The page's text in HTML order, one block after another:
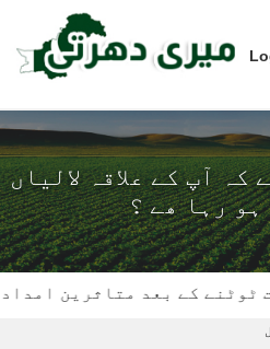
آپ کے علاقہ لالیاں
ہو رہا ھے ؟
کے بعد متاثرین امداد